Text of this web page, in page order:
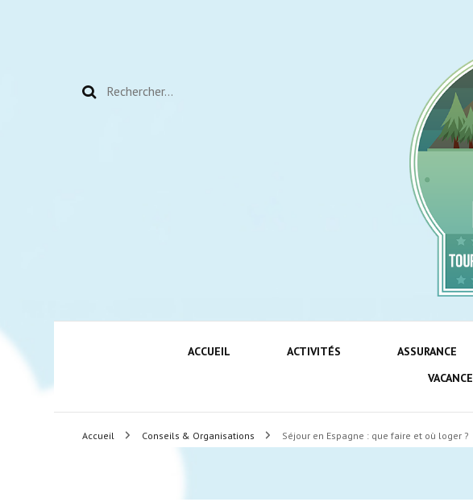
Rechercher :
Tourisme et
ACCUEIL ACTIVITÉS ASSURANCE
Accueil Conseils & Organisations Séjour en Espagne : que faire et où loger ?